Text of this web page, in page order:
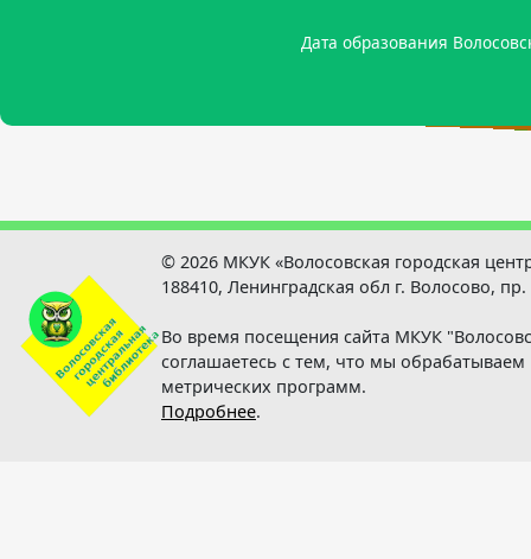
Родился Мутанен Петр (Пекка)
Родился Цыганов Евгений
Дата образования
Родился Тикиляйнен
Родился Лосев Валерий Михайлович - арктический
© 2026 МКУК «Волосовская городская
188410, Ленинградская обл г. Волосово,
Во время посещения сайта МКУК
соглашаетесь с тем, что мы
метрических программ.
Подробнее.